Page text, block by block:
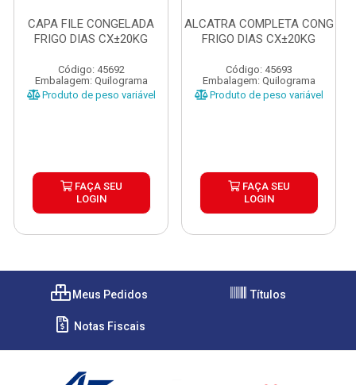
CAPA FILE CONGELADA
FRIGO DIAS CX±20KG
Código: 45692
Embalagem: Quilograma
Produto de peso variável
FAÇA SEU
LOGIN
ALCATRA COMPLETA CONG
FRIGO DIAS CX±20KG
Código: 45693
Embalagem: Quilograma
Produto de peso variável
FAÇA SEU
LOGIN
Meus Pedidos Títulos
Notas Fiscais